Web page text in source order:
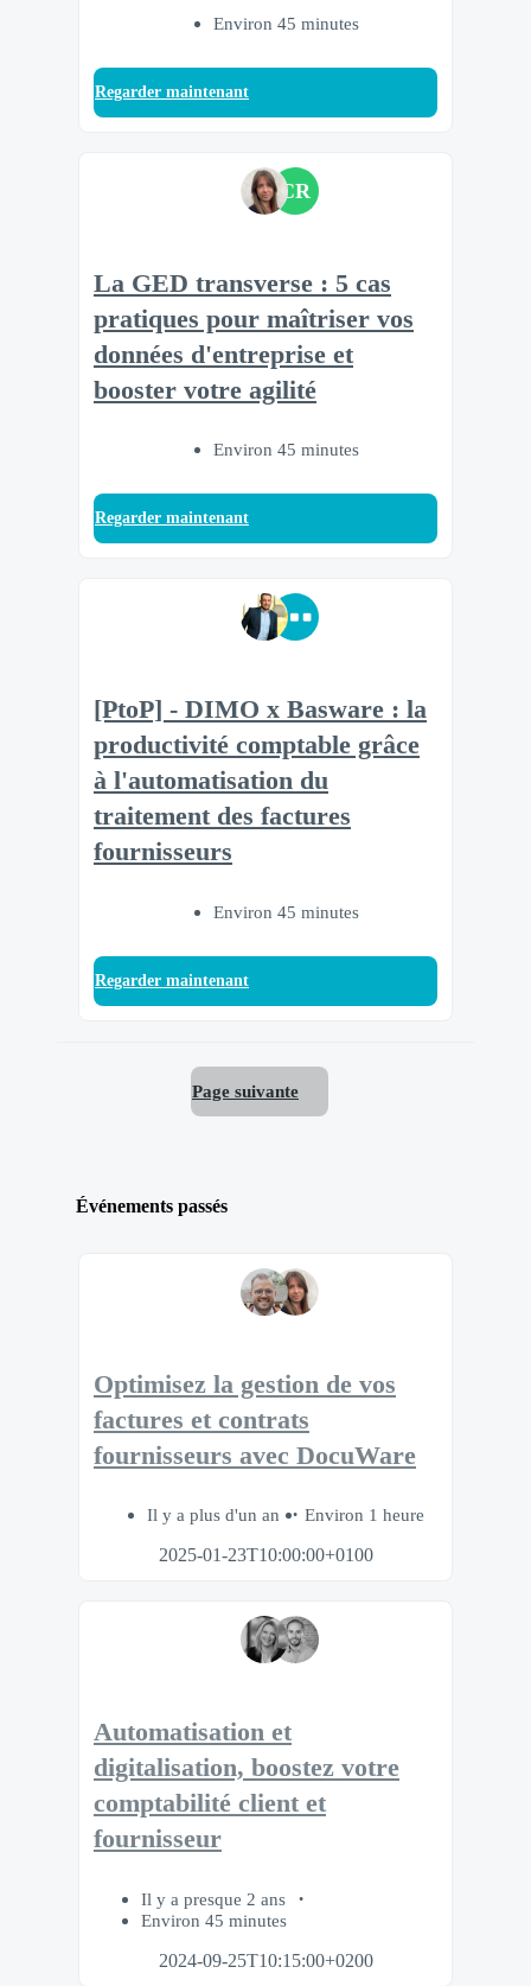
Environ 45 minutes
Regarder maintenant
CR
La GED transverse : 5 cas
pratiques pour maîtriser vos
données d'entreprise et
booster votre agilité
Environ 45 minutes
Regarder maintenant
[PtoP] - DIMO x Basware : la
productivité comptable grâce
à l'automatisation du
traitement des factures
fournisseurs
Environ 45 minutes
Regarder maintenant
Page suivante
Événements passés
Optimisez la gestion de vos
factures et contrats
fournisseurs avec DocuWare
Il y a plus d'un an
Environ 1 heure
2025-01-23T10:00:00+0100
Automatisation et
digitalisation, boostez votre
comptabilité client et
fournisseur
Il y a presque 2 ans
Environ 45 minutes
2024-09-25T10:15:00+0200